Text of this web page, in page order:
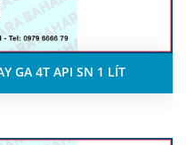
GA 4T API SN 1 LÍT